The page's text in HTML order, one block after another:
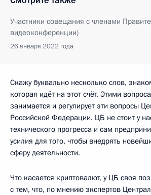
Участники совещания с членами
видеоконференции)
26 января 2022 года
Скажу буквально несколько слов,
которая идёт на этот счёт. Этими
занимается и регулирует эти вопросы
Российской Федерации. ЦБ не стоит у
технического прогресса и сам
усилия для того, чтобы внедрять
сферу деятельности.
Что касается криптовалют, у ЦБ своя
с тем, что, по мнению экспертов